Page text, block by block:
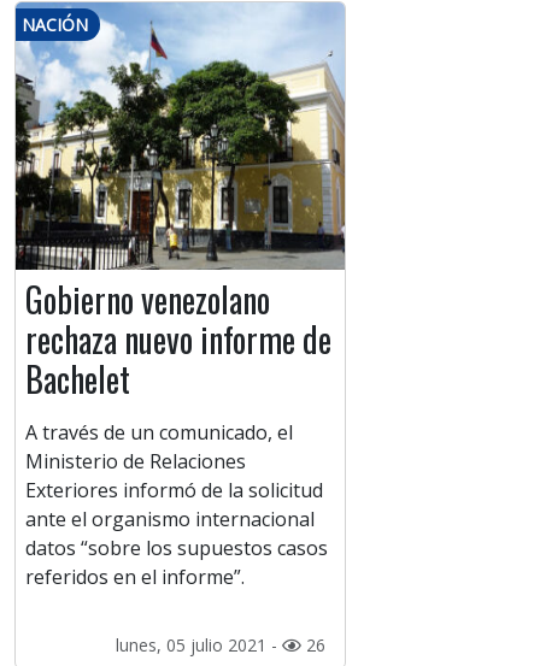
NACIÓN
Gobierno venezolano
rechaza nuevo informe de
Bachelet
A través de un comunicado, el
Ministerio de Relaciones
Exteriores informó de la solicitud
ante el organismo internacional
datos “sobre los supuestos casos
referidos en el informe”.
lunes, 05 julio 2021 - 26